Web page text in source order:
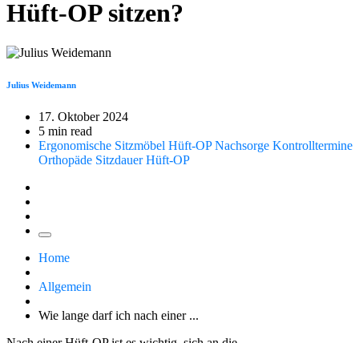
Hüft-OP sitzen?
Julius Weidemann
17. Oktober 2024
5 min read
Ergonomische Sitzmöbel Hüft-OP Nachsorge Kontrolltermine
Orthopäde Sitzdauer Hüft-OP
Home
Allgemein
Wie lange darf ich nach einer ...